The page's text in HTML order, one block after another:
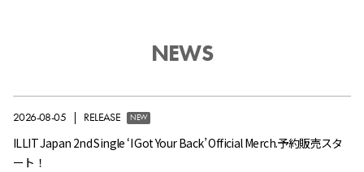
NEWS
2026-08-05 RELEASE NEW
ILLIT Japan 2nd Single ‘I Got Your Back’ Official Merch.予約販売スタ
ート！